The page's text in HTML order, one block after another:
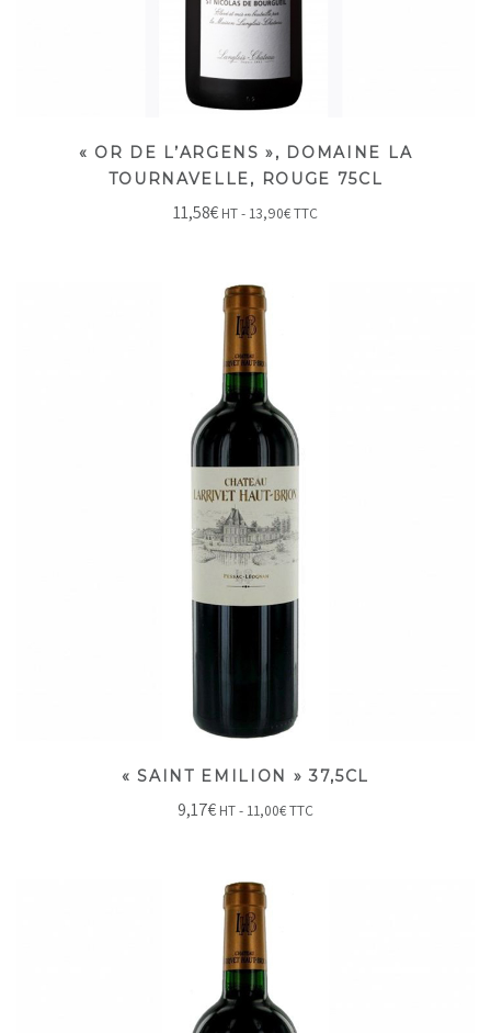
« OR DE L’ARGENS », DOMAINE LA
TOURNAVELLE, ROUGE 75CL
11,58€ HT - 13,90€TTC
« SAINT EMILION » 37,5CL
9,17€ HT - 11,00€TTC